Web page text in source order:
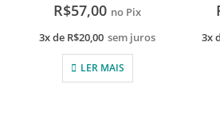
R$57,00 no Pix
3x de R$20,00 sem juros
LER MAIS
3x